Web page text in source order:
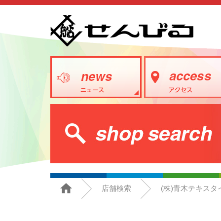
店舗検索 (株)青木テキスタ